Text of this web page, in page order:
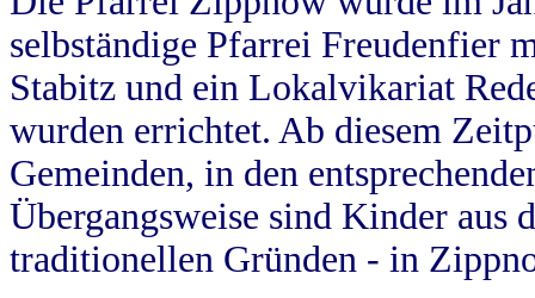
selbständige Pfarrei Freudenfier
Stabitz und ein Lokalvikariat
wurden errichtet. Ab diesem
Gemeinden, in den
Übergangsweise sind Kinder aus
traditionellen Gründen - in